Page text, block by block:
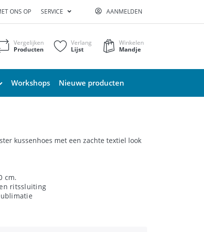
ONS OP SERVICE AANMELDEN
Vergelijken
Producten
Verlang
Lijst
Winkelen
Mandje
Workshops Nieuwe producten
kussenhoes met een zachte textiel look
cm.
ritssluiting